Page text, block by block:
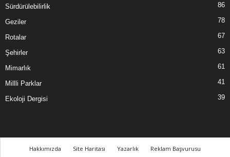
Sürdürülebilirlik 86
Geziler 78
Rotalar 67
Şehirler 63
Mimarlık 61
Millli Parklar 41
Ekoloji Dergisi 39
Hakkımızda Site Haritası Yazarlık Reklam Başvurusu